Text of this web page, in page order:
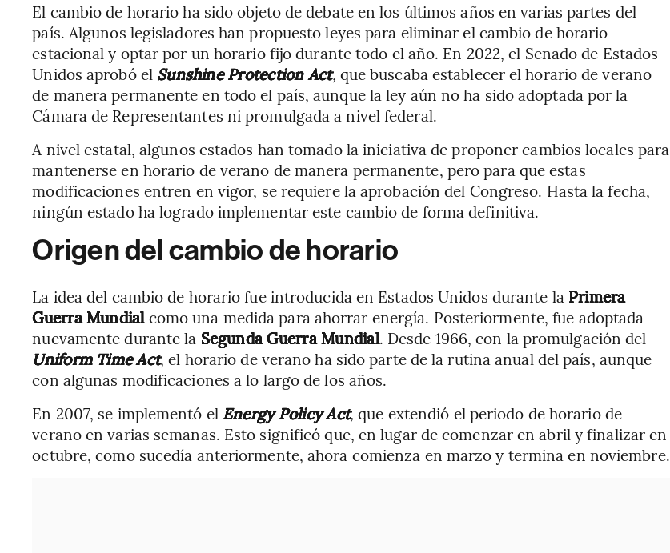
El cambio de horario ha sido objeto de debate en los últimos años en varias partes del
país. Algunos legisladores han propuesto leyes para eliminar el cambio de horario
estacional y optar por un horario fijo durante todo el año. En 2022, el Senado de Estados
Unidos aprobó el Sunshine Protection Act, que buscaba establecer el horario de verano
de manera permanente en todo el país, aunque la ley aún no ha sido adoptada por la
Cámara de Representantes ni promulgada a nivel federal.
A nivel estatal, algunos estados han tomado la iniciativa de proponer cambios locales para
mantenerse en horario de verano de manera permanente, pero para que estas
modificaciones entren en vigor, se requiere la aprobación del Congreso. Hasta la fecha,
ningún estado ha logrado implementar este cambio de forma definitiva.
Origen del cambio de horario
La idea del cambio de horario fue introducida en Estados Unidos durante la Primera
Guerra Mundialcomo una medida para ahorrar energía. Posteriormente, fue adoptada
nuevamente durante la Segunda Guerra Mundial. Desde 1966, con la promulgación del
Uniform Time Act, el horario de verano ha sido parte de la rutina anual del país, aunque
con algunas modificaciones a lo largo de los años.
En 2007, se implementó el Energy Policy Act, que extendió el periodo de horario de
verano en varias semanas. Esto significó que, en lugar de comenzar en abril y finalizar en
octubre, como sucedía anteriormente, ahora comienza en marzo y termina en noviembre.